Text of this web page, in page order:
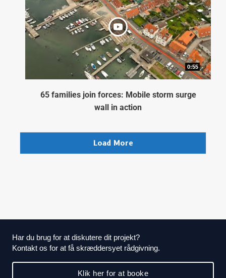
0:55
65 families join forces: Mobile storm surge
wall in action
Load More
Har du brug for at diskutere dit projekt?
Kontakt os for at få skræddersyet rådgivning.
Klik her for at booke